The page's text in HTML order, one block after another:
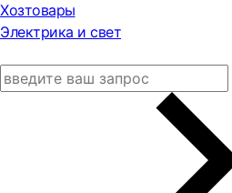
Хозтовары
Электрика и свет